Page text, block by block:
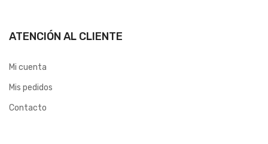
ATENCIÓN AL CLIENTE
Mi cuenta
Mis pedidos
Contacto